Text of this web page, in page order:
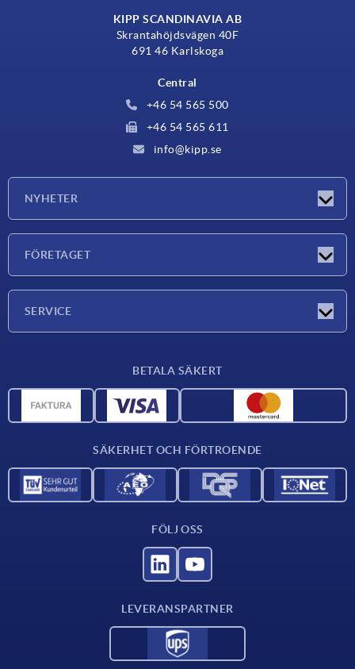
KIPP SCANDINAVIA AB
Skrantahöjdsvägen 40F
691 46 Karlskoga
Central
+46 54 565 500
+46 54 565 611
info@kipp.se
NYHETER
FÖRETAGET
SERVICE
CAD-data
BETALA SÄKERT
SÄKERHET OCH FÖRTROENDE
FÖLJ OSS
LEVERANSPARTNER